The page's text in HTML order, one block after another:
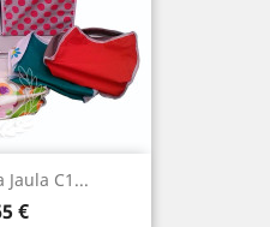
Jaula C1...
€